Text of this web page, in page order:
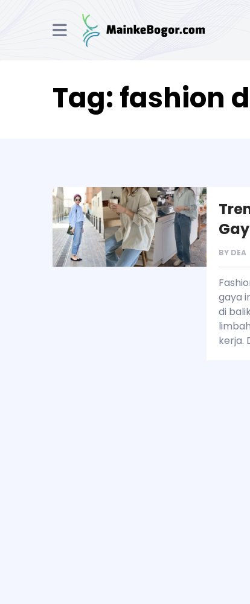
Tag: fashion
BY DEA
gaya
di
kerja.